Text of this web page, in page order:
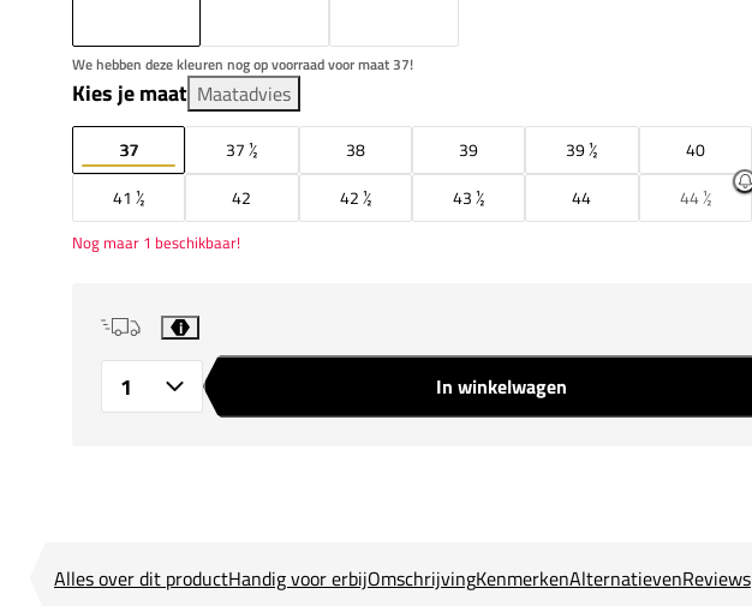
We hebben deze kleuren nog op voorraad voor maat 37!
Kies je maat Maatadvies
37 37 ½ 38 39 39 ½ 40
41 ½
42 42 ½ 43 ½ 44 44 ½
Nog maar 1 beschikbaar!
i
In winkelwagen
Alles over dit productHandig voor erbijOmschrijvingKenmerkenAlternatievenReviews